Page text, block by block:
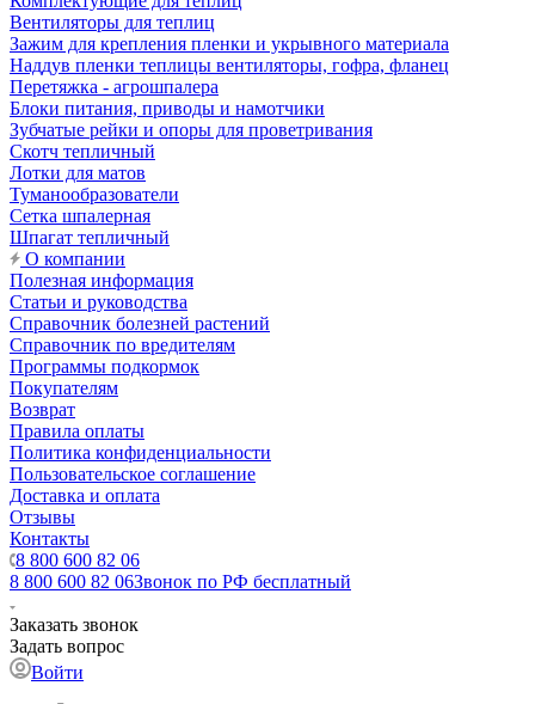
Вентиляторы для теплиц
Зажим для крепления пленки и укрывного материала
Наддув пленки теплицы вентиляторы, гофра, фланец
Перетяжка - агрошпалера
Блоки питания, приводы и намотчики
Зубчатые рейки и опоры для проветривания
Скотч тепличный
Лотки для матов
Туманообразователи
Сетка шпалерная
Шпагат тепличный
О компании
Полезная информация
Статьи и руководства
Справочник болезней растений
Справочник по вредителям
Программы подкормок
Покупателям
Возврат
Правила оплаты
Политика конфиденциальности
Пользовательское соглашение
Доставка и оплата
Отзывы
Контакты
8 800 600 82 06
8 800 600 82 06Звонок по РФ бесплатный
Заказать звонок
Задать вопрос
Войти